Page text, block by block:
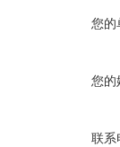
您的
您的
联系